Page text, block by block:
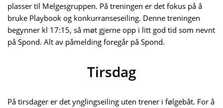
plasser til Melgesgruppen. På treningen er det fokus på å
bruke Playbook og konkurranseseiling. Denne treningen
begynner kl 17:15, så møt gjerne opp i litt god tid som nevnt
på Spond. Alt av påmelding foregår på Spond.
Tirsdag
På tirsdager er det ynglingseiling uten trener i følgebåt. For å